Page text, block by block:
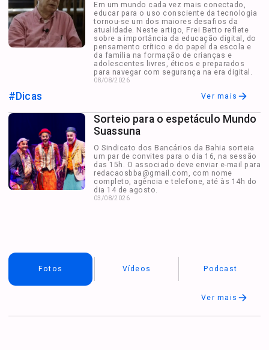
Em um mundo cada vez mais conectado,
educar para o uso consciente da tecnologia
tornou-se um dos maiores desafios da
atualidade. Neste artigo, Frei Betto reflete
sobre a importância da educação digital, do
pensamento crítico e do papel da escola e
da família na formação de crianças e
adolescentes livres, éticos e preparados
para navegar com segurança na era digital.
08/08/2026
#Dicas Ver mais
Sorteio para o espetáculo Mundo
Suassuna
O Sindicato dos Bancários da Bahia sorteia
um par de convites para o dia 16, na sessão
das 15h. O associado deve enviar e-mail para
redacaosbba@gmail.com
, com nome
completo, agência e telefone, até às 14h do
dia 14 de agosto.
03/08/2026
Fotos Vídeos Podcast
Ver mais